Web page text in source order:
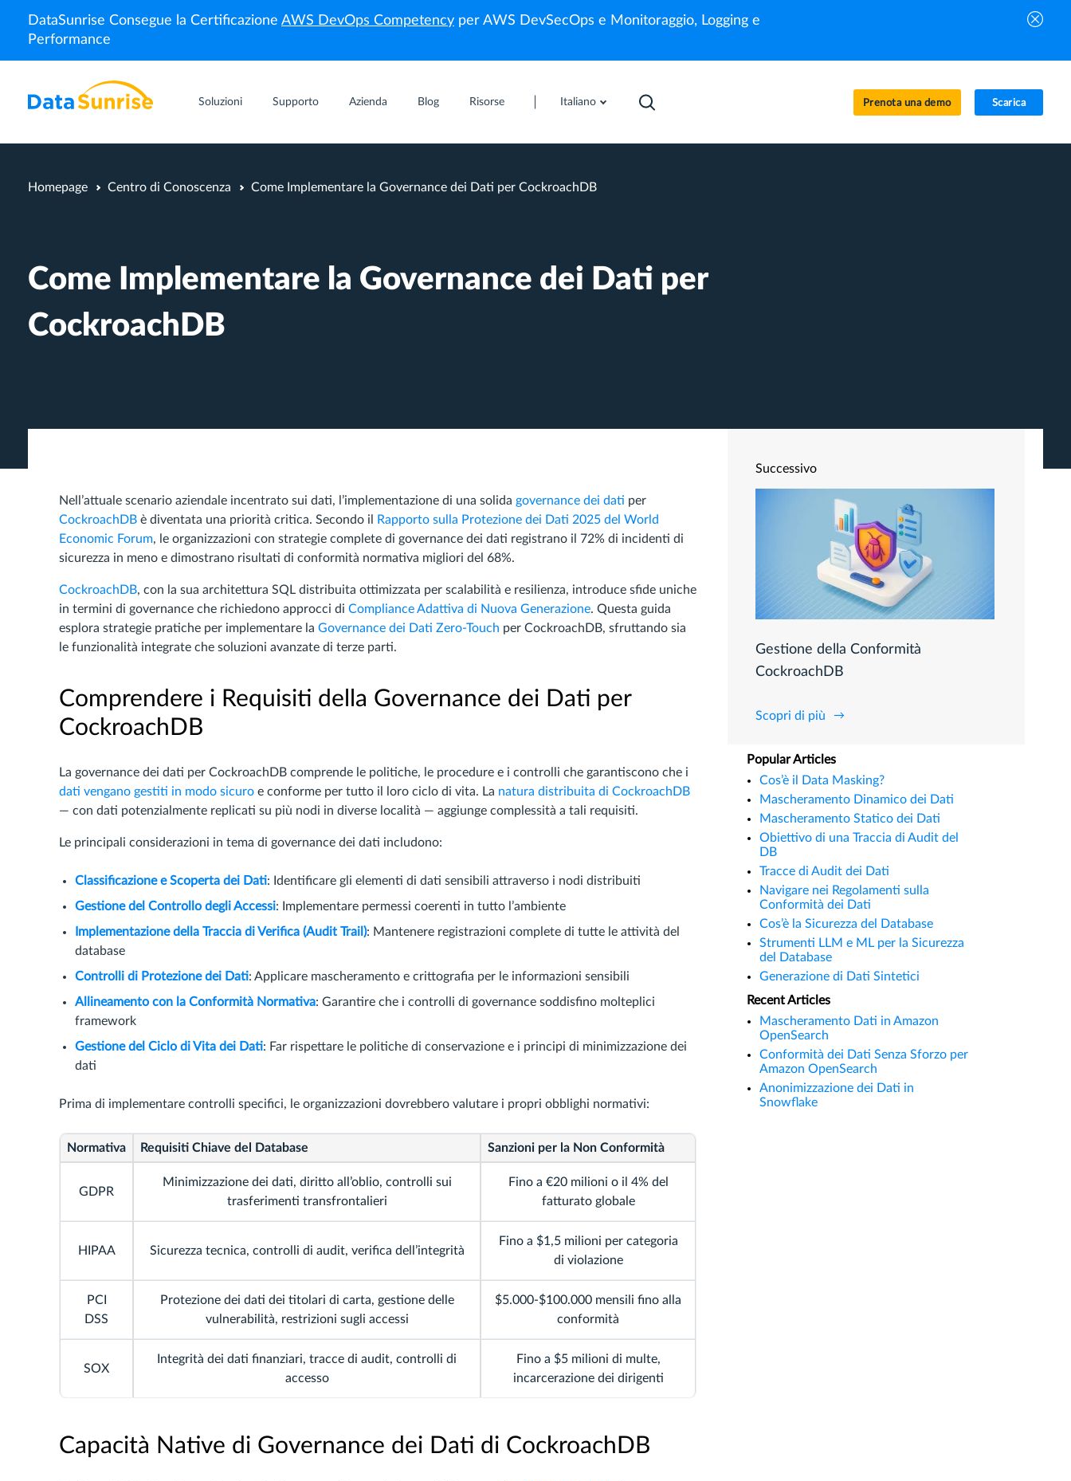
DataSunrise Consegue la Certificazione AWS DevOps Competency per AWS DevSecOps e Monitoraggio, Logging e
Performance
Soluzioni Supporto Azienda Blog Risorse Italiano Prenota una demo Scarica
Homepage Centro di Conoscenza Come Implementare la Governance dei Dati per CockroachDB
Come Implementare la Governance dei Dati per
CockroachDB
Nell’attuale scenario aziendale incentrato sui dati, l’implementazione di una solida governance dei dati per
CockroachDB è diventata una priorità critica. Secondo il
Rapporto sulla Protezione dei Dati 2025 del World
Economic Forum, le organizzazioni con strategie complete di governance dei dati registrano il 72% di incidenti di
sicurezza in meno e dimostrano risultati di conformità normativa migliori del 68%.
CockroachDB, con la sua architettura SQL distribuita ottimizzata per scalabilità e resilienza, introduce sfide uniche
in termini di governance che richiedono approcci di Compliance Adattiva di Nuova Generazione. Questa guida
esplora strategie pratiche per implementare la Governance dei Dati Zero-Touch per CockroachDB, sfruttando sia
le funzionalità integrate che soluzioni avanzate di terze parti.
Comprendere i Requisiti della Governance dei Dati per
CockroachDB
La governance dei dati per CockroachDB comprende le politiche, le procedure e i controlli che garantiscono che i
dati vengano gestiti in modo sicuro e conforme per tutto il loro ciclo di vita. La natura distribuita di CockroachDB
— con dati potenzialmente replicati su più nodi in diverse località — aggiunge complessità a tali requisiti.
Le principali considerazioni in tema di governance dei dati includono:
Classificazione e Scoperta dei Dati: Identificare gli elementi di dati sensibili attraverso i nodi distribuiti
Gestione del Controllo degli Accessi: Implementare permessi coerenti in tutto l’ambiente
Implementazione della Traccia di Verifica (Audit Trail): Mantenere registrazioni complete di tutte le attività del
database
Controlli di Protezione dei Dati: Applicare mascheramento e crittografia per le informazioni sensibili
Allineamento con la Conformità Normativa: Garantire che i controlli di governance soddisfino molteplici
framework
Gestione del Ciclo di Vita dei Dati: Far rispettare le politiche di conservazione e i principi di minimizzazione dei
dati
Prima di implementare controlli specifici, le organizzazioni dovrebbero valutare i propri obblighi normativi:
Normativa Requisiti Chiave del Database Sanzioni per la Non Conformità
GDPR
Minimizzazione dei dati, diritto all’oblio, controlli sui
trasferimenti transfrontalieri
Fino a €20 milioni o il 4% del
fatturato globale
HIPAA Sicurezza tecnica, controlli di audit, verifica dell’integrità
Fino a $1,5 milioni per categoria
di violazione
PCI
DSS
Protezione dei dati dei titolari di carta, gestione delle
vulnerabilità, restrizioni sugli accessi
$5.000-$100.000 mensili fino alla
conformità
SOX
Integrità dei dati finanziari, tracce di audit, controlli di
accesso
Fino a $5 milioni di multe,
incarcerazione dei dirigenti
Capacità Native di Governance dei Dati di CockroachDB
Successivo
Gestione della Conformità
CockroachDB
Scopri di più
Popular Articles
Cos’è il Data Masking?
Mascheramento Dinamico dei Dati
Mascheramento Statico dei Dati
Obiettivo di una Traccia di Audit del
DB
Tracce di Audit dei Dati
Navigare nei Regolamenti sulla
Conformità dei Dati
Cos’è la Sicurezza del Database
Strumenti LLM e ML per la Sicurezza
del Database
Generazione di Dati Sintetici
Recent Articles
Mascheramento Dati in Amazon
OpenSearch
Conformità dei Dati Senza Sforzo per
Amazon OpenSearch
Anonimizzazione dei Dati in
Snowflake